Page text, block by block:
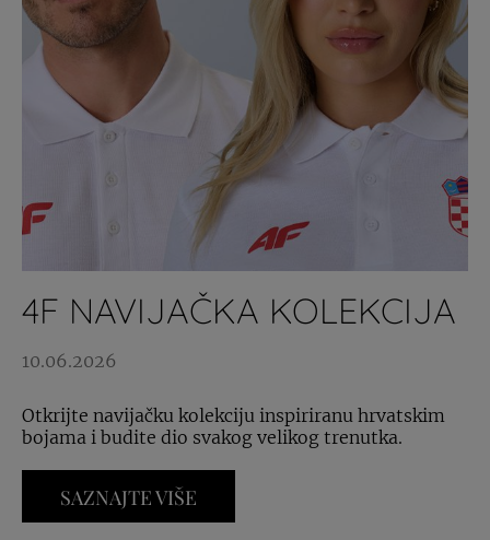
4F NAVIJAČKA KOLEKCIJA
10.06.2026
Otkrijte navijačku kolekciju inspiriranu hrvatskim
bojama i budite dio svakog velikog trenutka.
SAZNAJTE VIŠE